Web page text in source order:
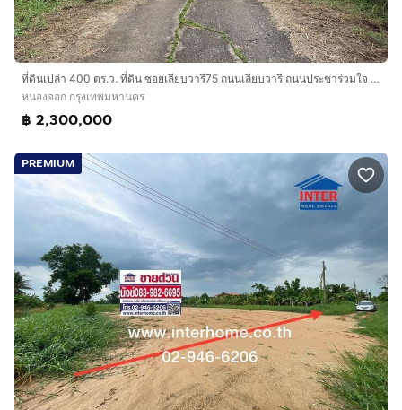
ที่ดินเปล่า 400 ตร.ว. ที่ดิน ซอยเลียบวารี75 ถนนเลียบวารี ถนนประชาร่วมใจ ถนนสุวินทวงศ์ เขตหนองจอก กรุงเทพมหานคร
หนองจอก กรุงเทพมหานคร
฿ 2,300,000
PREMIUM